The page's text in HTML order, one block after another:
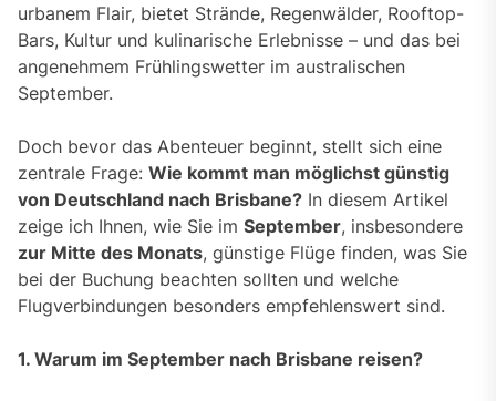
urbanem Flair, bietet Strände, Regenwälder, Rooftop-
Bars, Kultur und kulinarische Erlebnisse – und das bei
angenehmem Frühlingswetter im australischen
September.
Doch bevor das Abenteuer beginnt, stellt sich eine
zentrale Frage: Wie kommt man möglichst günstig
von Deutschland nach Brisbane? In diesem Artikel
zeige ich Ihnen, wie Sie im September, insbesondere
zur Mitte des Monats, günstige Flüge finden, was Sie
bei der Buchung beachten sollten und welche
Flugverbindungen besonders empfehlenswert sind.
1. Warum im September nach Brisbane reisen?